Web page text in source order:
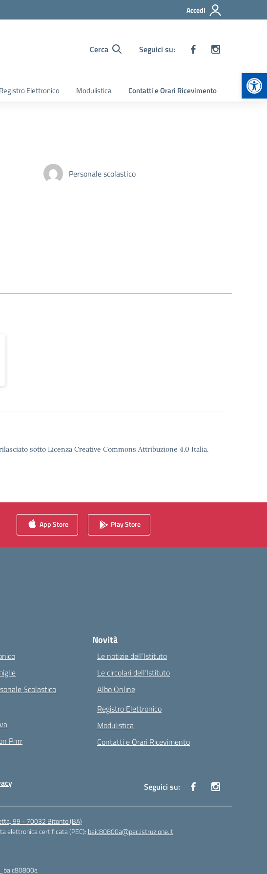
Accedi
Cerca Seguici su:
Registro Elettronico Modulistica Contatti e Orari Ricevimento
Personale scolastico
sotto Licenza Creative Commons Attribuzione 4.0 Italia.
App Store Play Store
Scolastico
Pnrr
Novità
Le notizie dell’Istituto
Le circolari dell’Istituto
Albo Online
Registro Elettronico
Modulistica
Contatti e Orari Ricevimento
Seguici su:
99 - 70032 Bitonto (BA)
elettronica certificata (PEC): baic80800a@pec.istruzione.it